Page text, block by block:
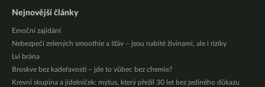
Nejnovější články
Emoční zajídání
Nebezpečí zelených smoothie a šťáv – jsou nabité živinami, ale i riziky
Lví brána
Broskve bez kadeřavosti – jde to vůbec bez chemie?
Krevní skupina a jídelníček: mýtus, který přežil 30 let bez jediného důkazu